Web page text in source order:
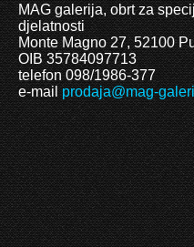
MAG galerija, obrt za
djelatnosti
Monte Magno 27, 52100
OIB 35784097713
telefon 098/1986-377
e-mailprodaja@mag-